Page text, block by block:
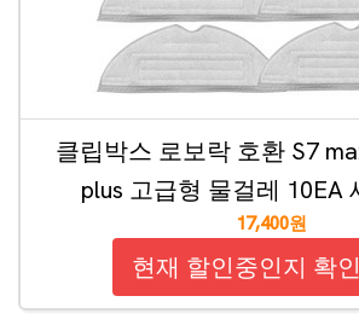
클립박스 로보락 호환 S7
plus 고급형 물걸레 10EA
17,400원
현재 할인중인지 확